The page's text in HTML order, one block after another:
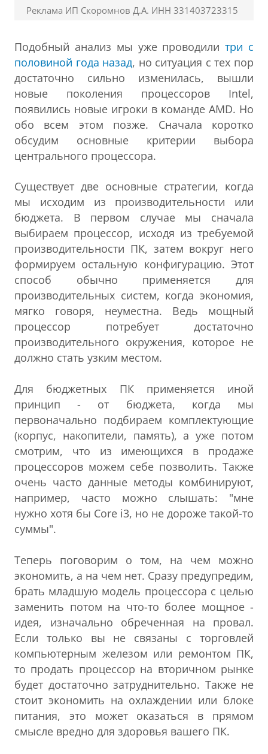
Реклама ИП Скоромнов Д.А. ИНН 331403723315
Подобный анализ мы уже проводилитри с
половиной года назад, но ситуация с тех пор
достаточно сильно изменилась, вышли
новые поколения процессоров Intel,
появились новые игроки в команде AMD. Но
обо всем этом позже. Сначала коротко
обсудим основные критерии выбора
центрального процессора.
Существует две основные стратегии, когда
мы исходим из производительности или
бюджета. В первом случае мы сначала
выбираем процессор, исходя из требуемой
производительности ПК, затем вокруг него
формируем остальную конфигурацию. Этот
способ обычно применяется для
производительных систем, когда экономия,
мягко говоря, неуместна. Ведь мощный
процессор потребует достаточно
производительного окружения, которое не
должно стать узким местом.
Для бюджетных ПК применяется иной
принцип - от бюджета, когда мы
первоначально подбираем комплектующие
(корпус, накопители, память), а уже потом
смотрим, что из имеющихся в продаже
процессоров можем себе позволить. Также
очень часто данные методы комбинируют,
например, часто можно слышать: "мне
нужно хотя бы Core i3, но не дороже такой-то
суммы".
Теперь поговорим о том, на чем можно
экономить, а на чем нет. Сразу предупредим,
брать младшую модель процессора с целью
заменить потом на что-то более мощное -
идея, изначально обреченная на провал.
Если только вы не связаны с торговлей
компьютерным железом или ремонтом ПК,
то продать процессор на вторичном рынке
будет достаточно затруднительно. Также не
стоит экономить на охлаждении или блоке
питания, это может оказаться в прямом
смысле вредно для здоровья вашего ПК.